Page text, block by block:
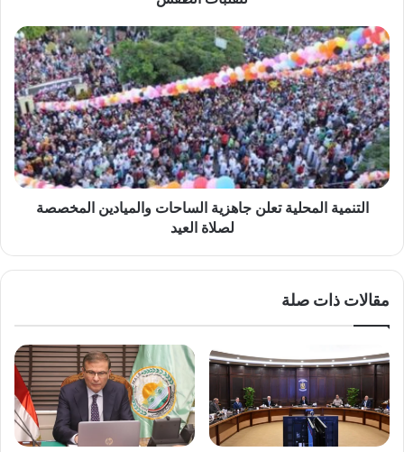
التنمية
المحلية
تعلن
جاهزية
الساحات
والميادين
المخصصة
لصلاة
العيد
التنمية المحلية تعلن جاهزية الساحات والميادين المخصصة
لصلاة العيد
مقالات ذات صلة